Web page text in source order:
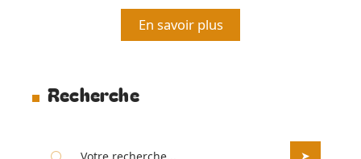
En savoir plus
Recherche